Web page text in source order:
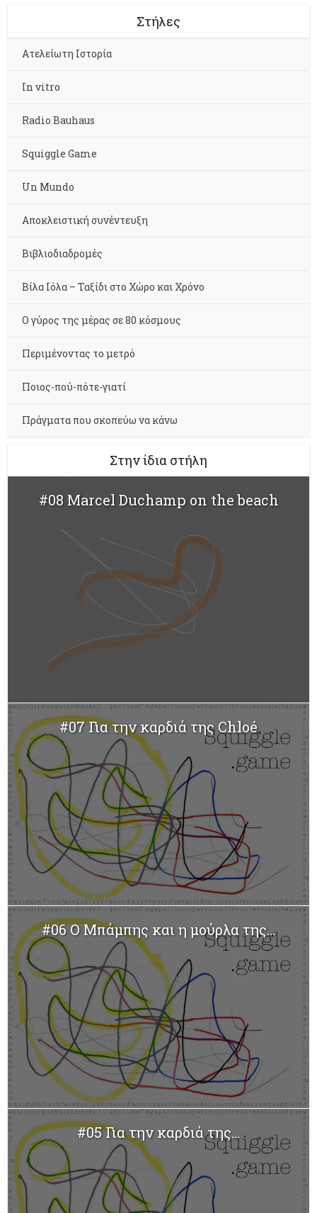
Στήλες
Aτελείωτη Ιστορία
In vitro
Radio Bauhaus
Squiggle Game
Un Mundo
Αποκλειστική συνέντευξη
Βιβλιοδιαδρομές
Βίλα Ιόλα – Ταξίδι στο Χώρο και Χρόνο
Ο γύρος της μέρας σε 80 κόσμους
Περιμένοντας το μετρό
Ποιος-πού-πότε-γιατί
Πράγματα που σκοπεύω να κάνω
Στην ίδια στήλη
#08 Marcel Duchamp on the beach
#07 Για την καρδιά της Chloé
#06 Ο Μπάμπης και η μούρλα της...
#05 Για την καρδιά της...